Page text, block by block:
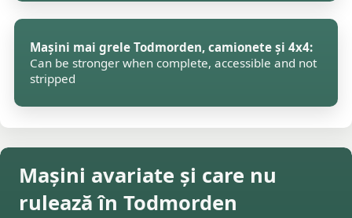
Mașini mai grele Todmorden, camionete și 4x4:
Can be stronger when complete, accessible and not
stripped
Mașini avariate și care nu
rulează în Todmorden